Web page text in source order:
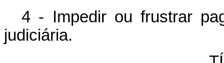
4 - Impedir ou frustrar
judiciária.